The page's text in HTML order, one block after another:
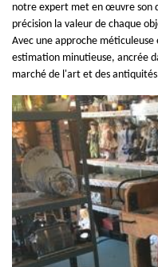
notre expert met en œuvre son
précision la valeur de chaque
Avec une approche
estimation minutieuse, ancrée
marché de l'art et des